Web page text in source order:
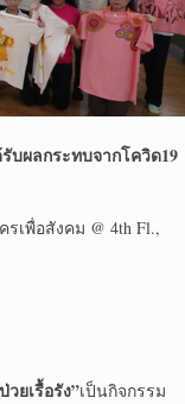
บผลกระทบจากโควิด19
เพื่อสังคม @ 4th Fl.,
เรื้อรัง”เป็นกิจกรรม